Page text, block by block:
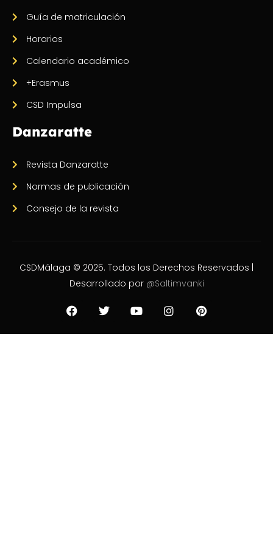
Guía de matriculación
Horarios
Calendario académico
+Erasmus
CSD Impulsa
Danzaratte
Revista Danzaratte
Normas de publicación
Consejo de la revista
CSDMálaga © 2025. Todos los Derechos Reservados |
Desarrollado por @Saltimvanki